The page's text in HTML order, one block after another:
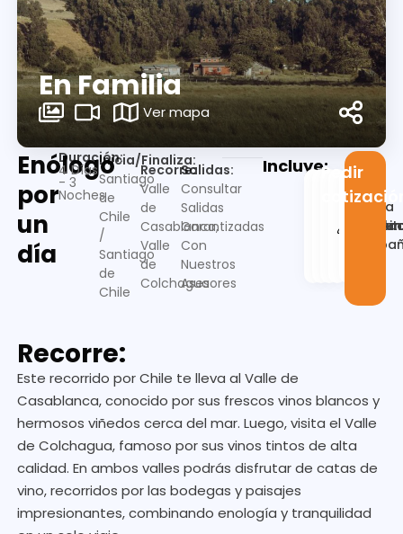
En Familia
Ver mapa
Enólogo
por
un
día
Duración:
4 Días
- 3
Noches
Inicia/Finaliza:
Santiago
de
Chile
/
Santiago
de
Chile
Recorre:
Valle
de
Casablanca,
Valle
de
Colchagua
Salidas:
Consultar
Salidas
Garantizadas
Con
Nuestros
Asesores
Incluye:
Guia
Pedir
Recorre:
Este recorrido por Chile te lleva al Valle de
Casablanca, conocido por sus frescos vinos blancos y
hermosos viñedos cerca del mar. Luego, visita el Valle
de Colchagua, famoso por sus vinos tintos de alta
calidad. En ambos valles podrás disfrutar de catas de
vino, recorridos por las bodegas y paisajes
impresionantes, combinando enología y tranquilidad